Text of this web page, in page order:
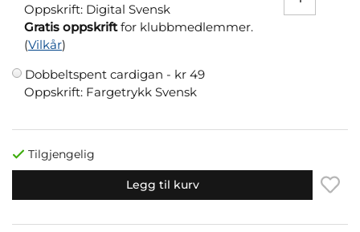
Oppskrift: Digital Svensk
Gratis oppskriftfor klubbmedlemmer.
(Vilkår)
Dobbeltspent cardigan - kr 49
Oppskrift: Fargetrykk Svensk
Tilgjengelig
Legg til kurv